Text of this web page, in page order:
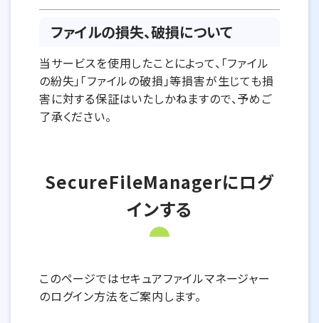
ファイルの損失、破損について
当サービスを使用したことによって、「ファイル
の紛失」「ファイルの破損」等損害が生じても損
害に対する保証はいたしかねますので、予めご
了承ください。
SecureFileManagerにログ
インする
このページではセキュアファイルマネージャー
のログイン方法をご案内します。